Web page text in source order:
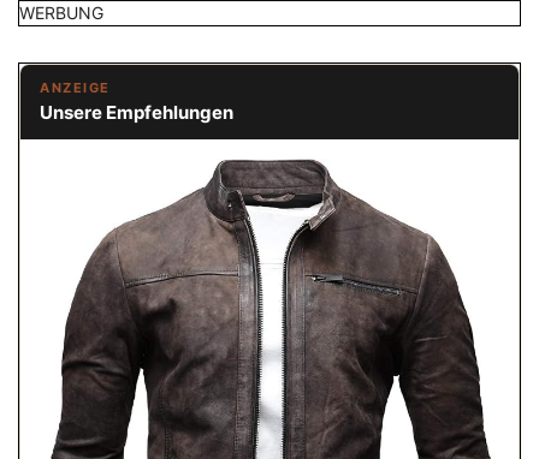
WERBUNG
ANZEIGE
Unsere Empfehlungen